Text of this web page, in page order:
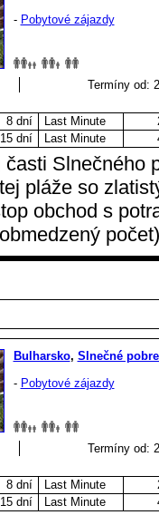
- Pobytové zájazdy
Termíny od:
8 dní Last Minute
15 dní Last Minute
Slnečného
pláže so
obchod s
Bulharsko, Slnečné
- Pobytové zájazdy
Termíny od:
8 dní Last Minute
15 dní Last Minute